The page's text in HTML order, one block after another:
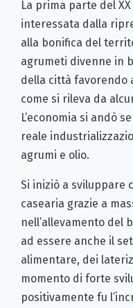
La prima parte del
interessata dalla
alla bonifica del
agrumeti divenne in
della città favorendo
come si rileva da
L’economia si andò
reale
agrumi e olio.
Si iniziò a sviluppare
casearia grazie a
nell’allevamento del
ad essere anche il
alimentare, dei
momento di forte
positivamente fu